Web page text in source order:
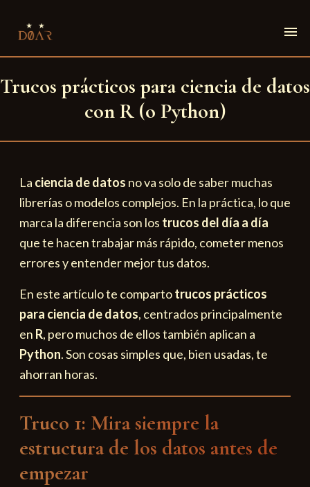
menu
Trucos prácticos para ciencia de datos
con R (o Python)
La ciencia de datos no va solo de saber muchas
librerías o modelos complejos. En la práctica, lo que
marca la diferencia son los trucos del día a día
que te hacen trabajar más rápido, cometer menos
errores y entender mejor tus datos.
En este artículo te compartotrucos prácticos
para ciencia de datos, centrados principalmente
en R, pero muchos de ellos también aplican a
Python. Son cosas simples que, bien usadas, te
ahorran horas.
Truco 1: Mira siempre la
estructura de los datos antes de
empezar